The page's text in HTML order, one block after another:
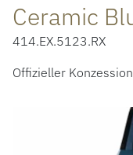
Ceramic
414.EX.5123.RX
Offizieller